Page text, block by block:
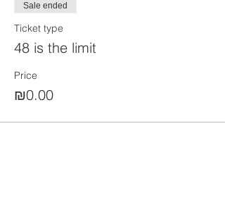
Sale ended
Ticket type
48 is the limit
Price
₪0.00